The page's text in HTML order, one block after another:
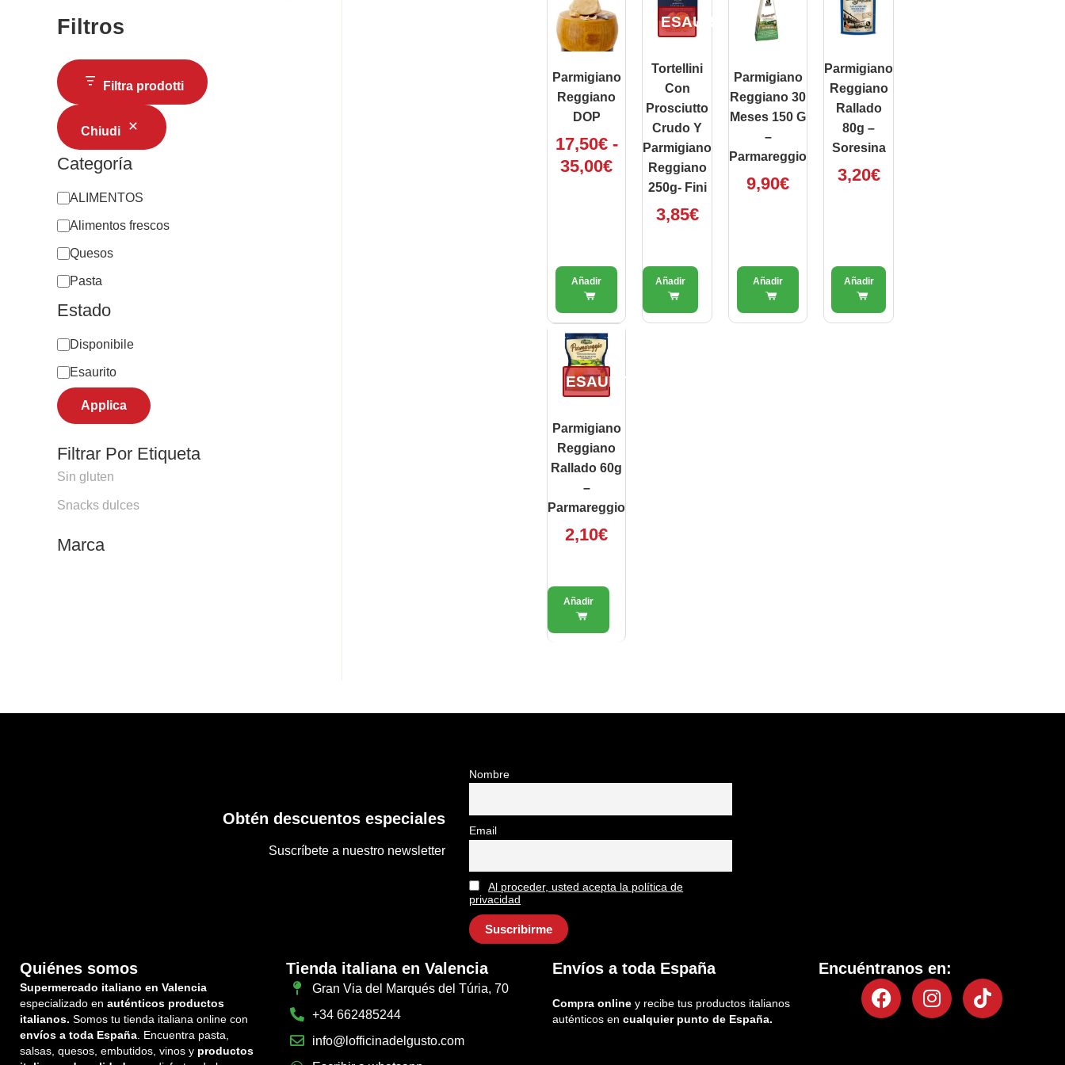
Filtros
Filtra prodotti
Chiudi
Categoría
ALIMENTOS
Alimentos frescos
Quesos
Pasta
Estado
Disponibile
Esaurito
Applica
Filtrar Por Etiqueta
Sin gluten
Snacks dulces
Marca
Parmigiano
Reggiano
DOP
17,50€ -
35,00€
prezzo:
da
17,50€
a
35,00€
ha
più
Le
opzioni
possono
essere
scelte
ESAURITO
Tortellini
Con
Prosciutto
Crudo Y
Parmigiano
Reggiano
250g- Fini
3,85€
Parmigiano
Reggiano 30
Meses 150 G
–
Parmareggio
9,90€
Parmigiano
Reggiano
Rallado
80g –
Soresina
3,20€
ESAURITO
Parmigiano
Reggiano
Rallado 60g
–
Parmareggio
2,10€
Obtén descuentos especiales
Suscríbete a nuestro newsletter
Nombre
Email
Al proceder, usted acepta la política de
privacidad
Quiénes somos
Supermercado italiano en Valencia
especializado en auténticos productos
italianos. Somos tu tienda italiana online con
envíos a toda España . Encuentra pasta,
salsas, quesos, embutidos, vinos y productos
Tienda italiana en Valencia
Gran Via del Marqués del Túria, 70
+34 662485244
info@lofficinadelgusto.com
Envíos a toda España
Compra online y recibe tus productos italianos
auténticos en cualquier punto de España.
Encuéntranos en:
FacebookInstagram
Tiktok